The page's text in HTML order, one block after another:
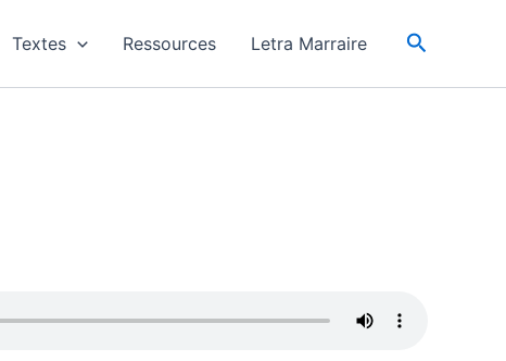
Textes Ressources Letra Marraire